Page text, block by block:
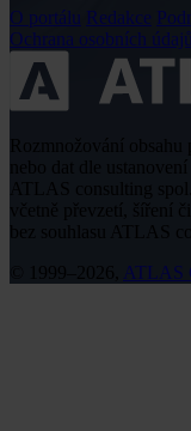
O portálu Redakce
Ochrana osobních údajů
včetně převzetí, šíření
ATLAS